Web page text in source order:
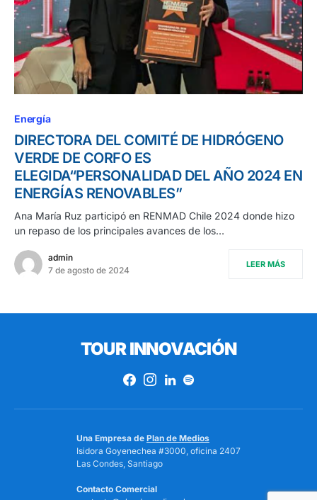
Energía
DIRECTORA DEL COMITÉ DE HIDRÓGENO
VERDE DE CORFO ES
ELEGIDA“PERSONALIDAD DEL AÑO 2024 EN
ENERGÍAS RENOVABLES”
Ana María Ruz participó en RENMAD Chile 2024 donde hizo
un repaso de los principales avances de los…
admin
7 de agosto de 2024
LEER MÁS
TOUR INNOVACIÓN
Una Empresa de Plan de Medios
Isidora Goyenechea #3000, oficina 2407
Las Condes, Santiago
Contacto Comercial